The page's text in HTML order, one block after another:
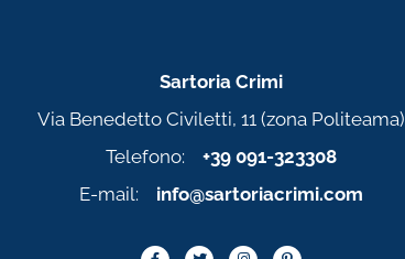
Sartoria Crimi
Via Benedetto Civiletti, 11 (zona Politeama)
Telefono: +39 091-323308
E-mail: info@sartoriacrimi.com